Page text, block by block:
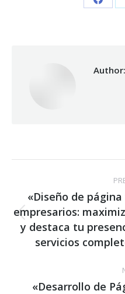
Share
Author:
navigation
«Diseño de
empresarios:
y destaca tu
servicios
«Desarrollo de